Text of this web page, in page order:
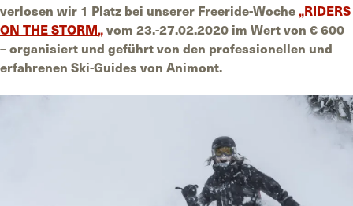
verlosen wir 1 Platz bei unserer Freeride-Woche „RIDERS
ON THE STORM„vom 23.-27.02.2020 im Wert von € 600
– organisiert und geführt von den professionellen und
erfahrenen Ski-Guides von Animont.